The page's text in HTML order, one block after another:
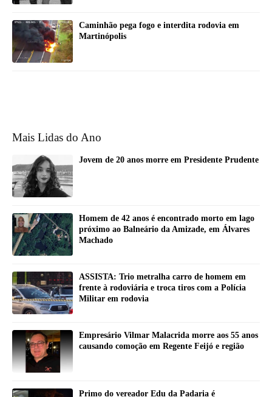
Caminhão pega fogo e interdita rodovia em
Martinópolis
Mais Lidas do Ano
Jovem de 20 anos morre em Presidente Prudente
Homem de 42 anos é encontrado morto em lago
próximo ao Balneário da Amizade, em Álvares
Machado
ASSISTA: Trio metralha carro de homem em
frente à rodoviária e troca tiros com a Polícia
Militar em rodovia
Empresário Vilmar Malacrida morre aos 55 anos
causando comoção em Regente Feijó e região
Primo do vereador Edu da Padaria é